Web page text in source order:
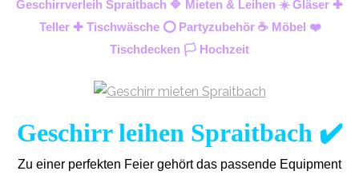
Geschirrverleih Spraitbach 🔷 Mieten & Leihen ☀️ Gläser ✚
Teller ✚ Tischwäsche ⭕ Partyzubehör ☕ Möbel ❤️
Tischdecken 🏳️ Hochzeit
Geschirr leihen Spraitbach ✔️
Zu einer perfekten Feier gehört das passende Equipment